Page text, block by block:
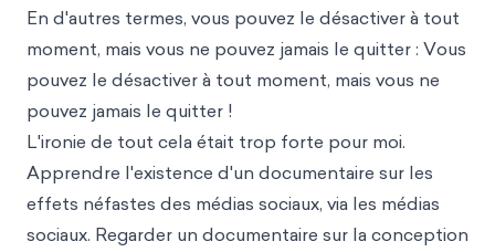
En d'autres termes, vous pouvez le désactiver à tout
moment, mais vous ne pouvez jamais le quitter : Vous
pouvez le désactiver à tout moment, mais vous ne
pouvez jamais le quitter !
L'ironie de tout cela était trop forte pour moi.
Apprendre l'existence d'un documentaire sur les
effets néfastes des médias sociaux, via les médias
sociaux. Regarder un documentaire sur la conception